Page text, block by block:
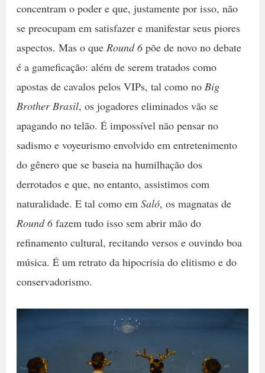
concentram o poder e que, justamente por isso, não
se preocupam em satisfazer e manifestar seus piores
aspectos. Mas o que Round 6põe de novo no debate
é a gameficação: além de serem tratados como
apostas de cavalos pelos VIPs, tal como no Big
Brother Brasil, os jogadores eliminados vão se
apagando no telão. É impossível não pensar no
sadismo e voyeurismo envolvido em entretenimento
do gênero que se baseia na humilhação dos
derrotados e que, no entanto, assistimos com
naturalidade. E tal como em Saló, os magnatas de
Round 6fazem tudo isso sem abrir mão do
refinamento cultural, recitando versos e ouvindo boa
música. É um retrato da hipocrisia do elitismo e do
conservadorismo.